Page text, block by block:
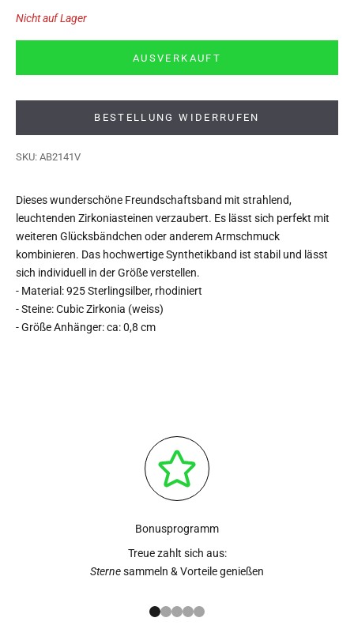
Nicht auf Lager
AUSVERKAUFT
BESTELLUNG WIDERRUFEN
SKU: AB2141V
Dieses wunderschöne Freundschaftsband mit strahlend,
leuchtenden Zirkoniasteinen verzaubert. Es lässt sich perfekt mit
weiteren Glücksbändchen oder anderem Armschmuck
kombinieren. Das hochwertige Synthetikband ist stabil und lässt
sich individuell in der Größe verstellen.
- Material: 925 Sterlingsilber, rhodiniert
- Steine: Cubic Zirkonia (weiss)
- Größe Anhänger: ca: 0,8 cm
Bonusprogramm
Treue zahlt sich aus:
Sternesammeln & Vorteile genießen
Gehe zu Element 1
Gehe zu Element 2
Gehe zu Element 3
Gehe zu Element 4
Gehe zu Element 5